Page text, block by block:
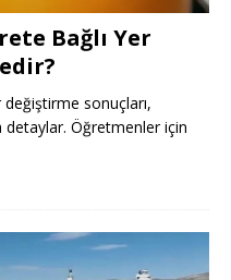
Bağlı Yer
sonuçları,
detaylar. Öğretmenler için